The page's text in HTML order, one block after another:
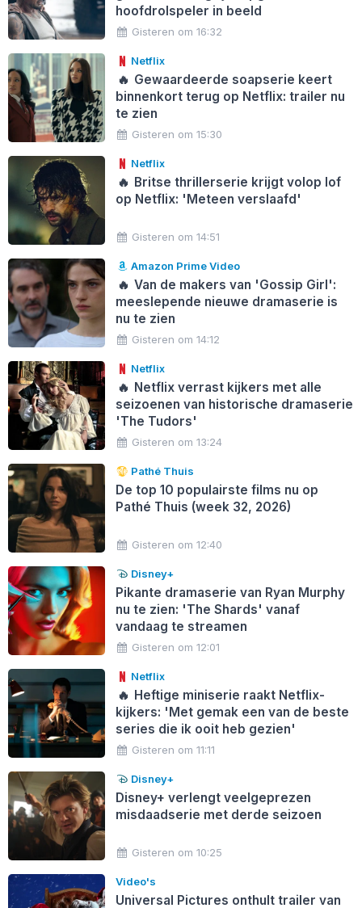
hoofdrolspeler in beeld
Gisteren om 16:32
Netflix
🔥 Gewaardeerde soapserie keert
binnenkort terug op Netflix: trailer nu
te zien
Gisteren om 15:30
Netflix
🔥 Britse thrillerserie krijgt volop lof
op Netflix: 'Meteen verslaafd'
Gisteren om 14:51
Amazon Prime Video
🔥 Van de makers van 'Gossip Girl':
meeslepende nieuwe dramaserie is
nu te zien
Gisteren om 14:12
Netflix
🔥 Netflix verrast kijkers met alle
seizoenen van historische dramaserie
'The Tudors'
Gisteren om 13:24
Pathé Thuis
De top 10 populairste films nu op
Pathé Thuis (week 32, 2026)
Gisteren om 12:40
Disney+
Pikante dramaserie van Ryan Murphy
nu te zien: 'The Shards' vanaf
vandaag te streamen
Gisteren om 12:01
Netflix
🔥 Heftige miniserie raakt Netflix-
kijkers: 'Met gemak een van de beste
series die ik ooit heb gezien'
Gisteren om 11:11
Disney+
Disney+ verlengt veelgeprezen
misdaadserie met derde seizoen
Gisteren om 10:25
Video's
Universal Pictures onthult trailer van